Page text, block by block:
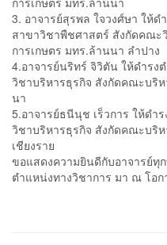
3. อาจารย์สุรพล ใจวงศ์ษา ให้
สาขาวิชาพืชศาสตร์ สังกัดคณะ
การเกษตร มทร.ล้านนา ลำปาง
4.อาจารย์นริทร์ จิวิตัน ให้ดำรง
วิชาบริหารธุรกิจ สังกัดคณะบริ
นา
5.อาจารย์ธนีนุช เร็วการ ให้ดำ
วิชาบริหารธุรกิจ สังกัดคณะบริ
เชียงราย
ขอแสดงความยินดีกับอาจารย์ทุ
ตำแหน่งทางวิชาการ มา ณ โอ